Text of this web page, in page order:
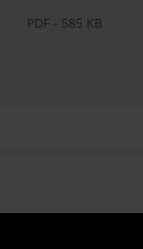
PDF - 585 KB